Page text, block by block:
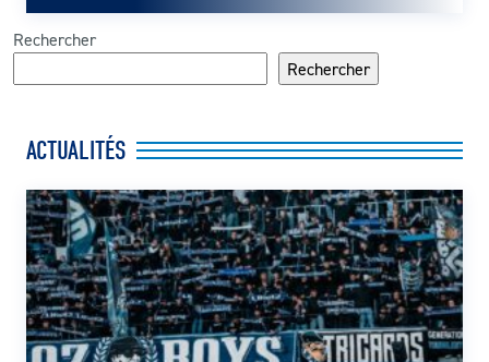
Rechercher
Rechercher
ACTUALITÉS